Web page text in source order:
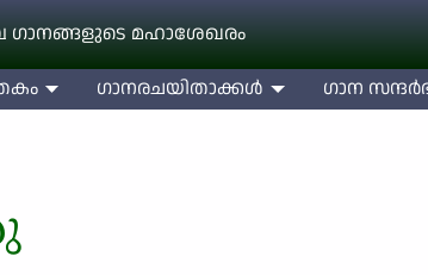
മഹാശേഖരം
ഗാനരചയിതാക്കള്‍ ഗാന